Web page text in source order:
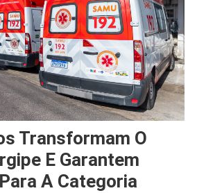
Transformam O
E Garantem
A Categoria